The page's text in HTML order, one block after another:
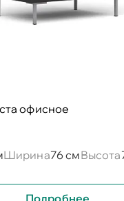
офисное
Ширина76 смВысота
Подробнее